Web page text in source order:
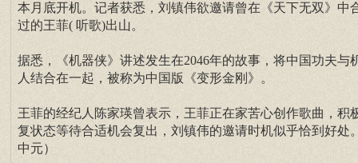
本月底开机。记者获悉，刘镇伟欲邀请曾在《天下无双》中
过的王菲( 听歌)出山。
据悉，《机器侠》讲述发生在2046年的故事，将中国功夫与
人结合在一起，被称为中国版《变形金刚》。
王菲的经纪人陈家瑛曾表示，王菲正在家苦心创作歌曲，积
复状态等待合适机会复出，刘镇伟的邀请时机似乎恰到好处
中元）